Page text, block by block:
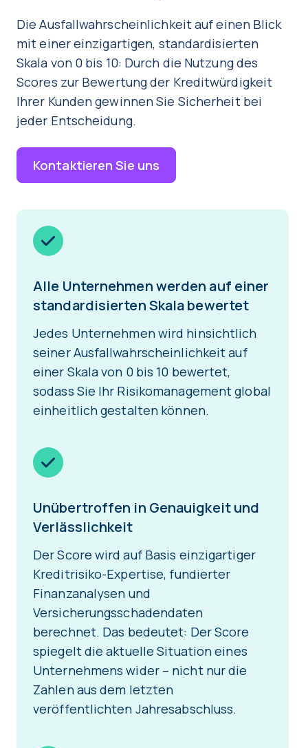
Die Ausfallwahrscheinlichkeit auf einen Blick
mit einer einzigartigen, standardisierten
Skala von 0 bis 10: Durch die Nutzung des
Scores zur Bewertung der Kreditwürdigkeit
Ihrer Kunden gewinnen Sie Sicherheit bei
jeder Entscheidung.
Kontaktieren Sie uns
Alle Unternehmen werden auf einer
standardisierten Skala bewertet
Jedes Unternehmen wird hinsichtlich
seiner Ausfallwahrscheinlichkeit auf
einer Skala von 0 bis 10 bewertet,
sodass Sie Ihr Risikomanagement global
einheitlich gestalten können.
Unübertroffen in Genauigkeit und
Verlässlichkeit
Der Score wird auf Basis einzigartiger
Kreditrisiko-Expertise, fundierter
Finanzanalysen und
Versicherungsschadendaten
berechnet. Das bedeutet: Der Score
spiegelt die aktuelle Situation eines
Unternehmens wider – nicht nur die
Zahlen aus dem letzten
veröffentlichten Jahresabschluss.